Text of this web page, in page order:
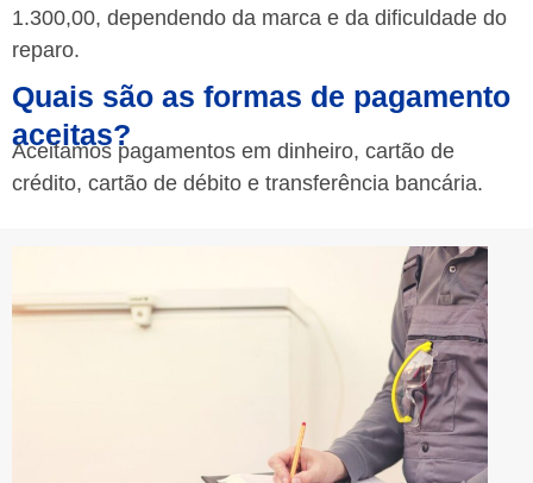
1.300,00, dependendo da marca e da dificuldade do
reparo.
Quais são as formas de pagamento
aceitas?
Aceitamos pagamentos em dinheiro, cartão de
crédito, cartão de débito e transferência bancária.